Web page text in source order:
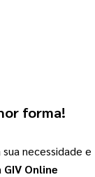
forma!
necessidade e
GIV Online